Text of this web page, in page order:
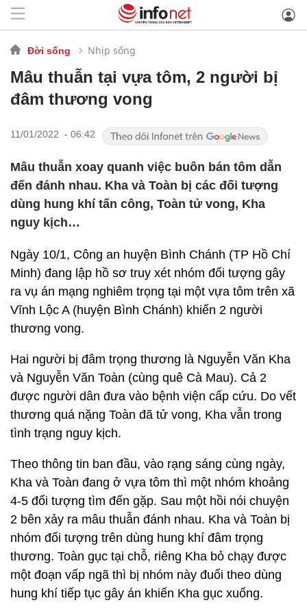
Đời sống Nhịp sống
Mâu thuẫn tại vựa tôm, 2 người bị
đâm thương vong
11/01/2022 - 06:42
Mâu thuẫn xoay quanh việc buôn bán tôm dẫn
đến đánh nhau. Kha và Toàn bị các đối tượng
dùng hung khí tấn công, Toàn tử vong, Kha
nguy kịch…
Ngày 10/1, Công an huyện Bình Chánh (TP Hồ Chí
Minh) đang lập hồ sơ truy xét nhóm đối tượng gây
ra vụ án mạng nghiêm trọng tại một vựa tôm trên xã
Vĩnh Lộc A (huyện Bình Chánh) khiến 2 người
thương vong.
Hai người bị đâm trọng thương là Nguyễn Văn Kha
và Nguyễn Văn Toàn (cùng quê Cà Mau). Cả 2
được người dân đưa vào bệnh viện cấp cứu. Do vết
thương quá nặng Toàn đã tử vong, Kha vẫn trong
tình trạng nguy kịch.
Theo thông tin ban đầu, vào rạng sáng cùng ngày,
Kha và Toàn đang ở vựa tôm thì một nhóm khoảng
4-5 đối tượng tìm đến gặp. Sau một hồi nói chuyện
2 bên xảy ra mâu thuẫn đánh nhau. Kha và Toàn bị
nhóm đối tượng trên dùng hung khí đâm trọng
thương. Toàn gục tại chỗ, riêng Kha bỏ chạy được
một đoạn vấp ngã thì bị nhóm này đuổi theo dùng
hung khí tiếp tục gây án khiến Kha gục xuống.